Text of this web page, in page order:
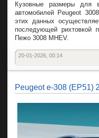
Кузовные размеры для
автомобилей Peugeot
этих данных
последующей рихтовкой
Пежо 3008 MHEV.
20-01-2026, 00:14
Peugeot e-308 (EP51)